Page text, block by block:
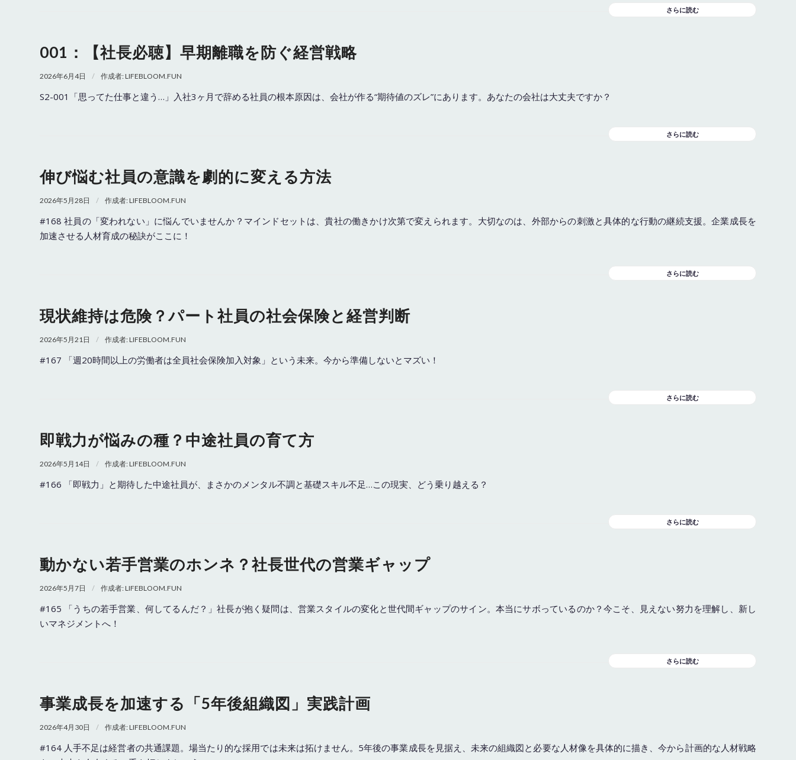
さらに読む
001：【社長必聴】早期離職を防ぐ経営戦略
2026年6月4日 / 作成者:LIFEBLOOM.FUN
S2-001「思ってた仕事と違う…」入社3ヶ月で辞める社員の根本原因は、会社が作る“期待値のズレ”にあります。あなたの会社は大丈夫ですか？
さらに読む
伸び悩む社員の意識を劇的に変える方法
2026年5月28日 / 作成者:LIFEBLOOM.FUN
#168 社員の「変われない」に悩んでいませんか？マインドセットは、貴社の働きかけ次第で変えられます。大切なのは、外部からの刺激と具体的な行動の継続支援。企業成長を
加速させる人材育成の秘訣がここに！
さらに読む
現状維持は危険？パート社員の社会保険と経営判断
2026年5月21日 / 作成者:LIFEBLOOM.FUN
#167 「週20時間以上の労働者は全員社会保険加入対象」という未来。今から準備しないとマズい！
さらに読む
即戦力が悩みの種？中途社員の育て方
2026年5月14日 / 作成者:LIFEBLOOM.FUN
#166 「即戦力」と期待した中途社員が、まさかのメンタル不調と基礎スキル不足…この現実、どう乗り越える？
さらに読む
動かない若手営業のホンネ？社長世代の営業ギャップ
2026年5月7日 / 作成者:LIFEBLOOM.FUN
#165 「うちの若手営業、何してるんだ？」社長が抱く疑問は、営業スタイルの変化と世代間ギャップのサイン。本当にサボっているのか？今こそ、見えない努力を理解し、新し
いマネジメントへ！
さらに読む
事業成長を加速する「5年後組織図」実践計画
2026年4月30日 / 作成者:LIFEBLOOM.FUN
#164 人手不足は経営者の共通課題。場当たり的な採用では未来は拓けません。5年後の事業成長を見据え、未来の組織図と必要な人材像を具体的に描き、今から計画的な人材戦略